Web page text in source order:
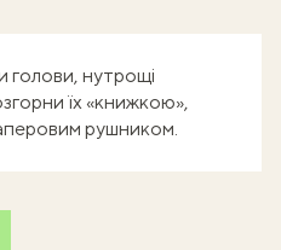
голови, нутрощі
їх «книжкою»,
рушником.